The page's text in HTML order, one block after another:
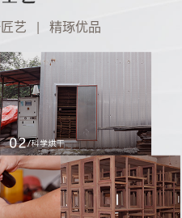
艺 | 精琢优品